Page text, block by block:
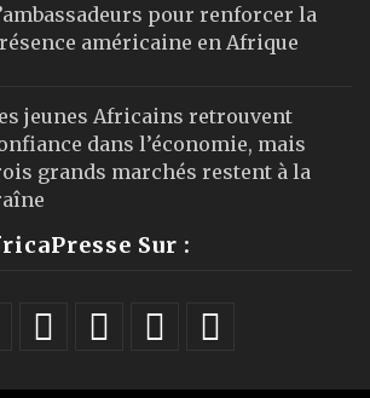
pour renforcer la
américaine en Afrique
jeunes Africains retrouvent
dans l’économie, mais
grands marchés restent à la
Sur :